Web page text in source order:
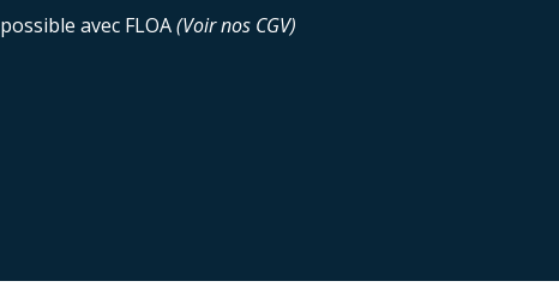
avec FLOA(Voir nos CGV)